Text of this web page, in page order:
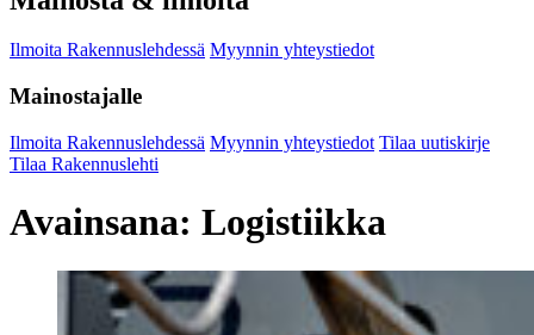
Ilmoita Rakennuslehdessä Myynnin yhteystiedot
Mainostajalle
Ilmoita Rakennuslehdessä Myynnin yhteystiedot Tilaa uutiskirje
Tilaa Rakennuslehti
Avainsana: Logistiikka